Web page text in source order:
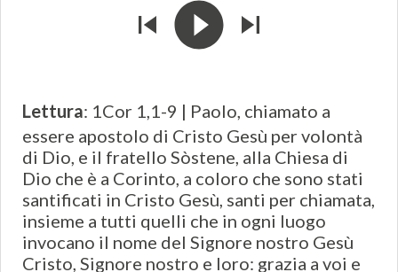
Lettura: 1Cor 1,1-9 | Paolo, chiamato a
essere apostolo di Cristo Gesù per volontà
di Dio, e il fratello Sòstene, alla Chiesa di
Dio che è a Corinto, a coloro che sono stati
santificati in Cristo Gesù, santi per chiamata,
insieme a tutti quelli che in ogni luogo
invocano il nome del Signore nostro Gesù
Cristo, Signore nostro e loro: grazia a voi e